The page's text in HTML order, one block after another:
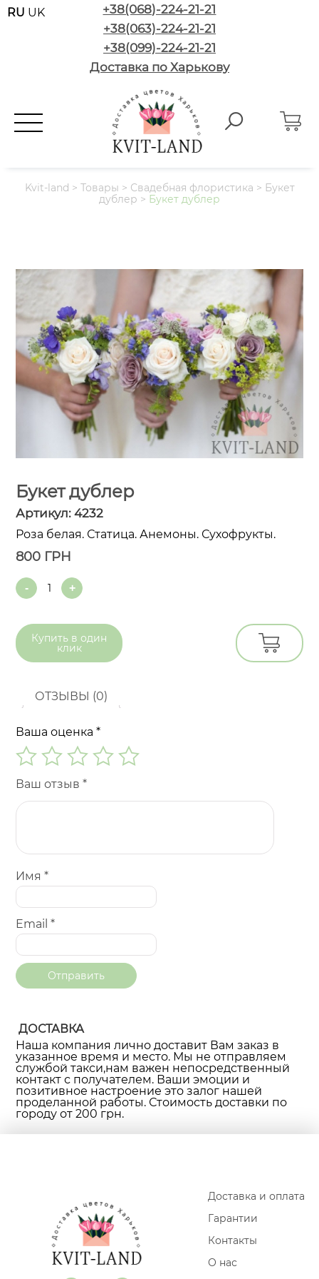
RU UK
+38(068)-224-21-21
+38(063)-224-21-21
+38(099)-224-21-21
Доставка по Харькову
Kvit-land > Товары > Свадебная флористика > Букет
дублер > Букет дублер
Букет дублер
Артикул:4232
Роза белая. Статица. Анемоны. Сухофрукты.
800 ГРН
Quantity
Купить в один
клик
ОТЗЫВЫ (0)
Ваша оценка*
Ваш отзыв*
Имя*
Email*
ДОСТАВКА
Наша компания лично доставит Вам заказ в
указанное время и место. Мы не отправляем
службой такси,нам важен непосредственный
контакт с получателем. Ваши эмоции и
позитивное настроение это залог нашей
проделанной работы. Стоимость доставки по
городу от 200 грн.
Доставка и оплата
Гарантии
Контакты
О нас